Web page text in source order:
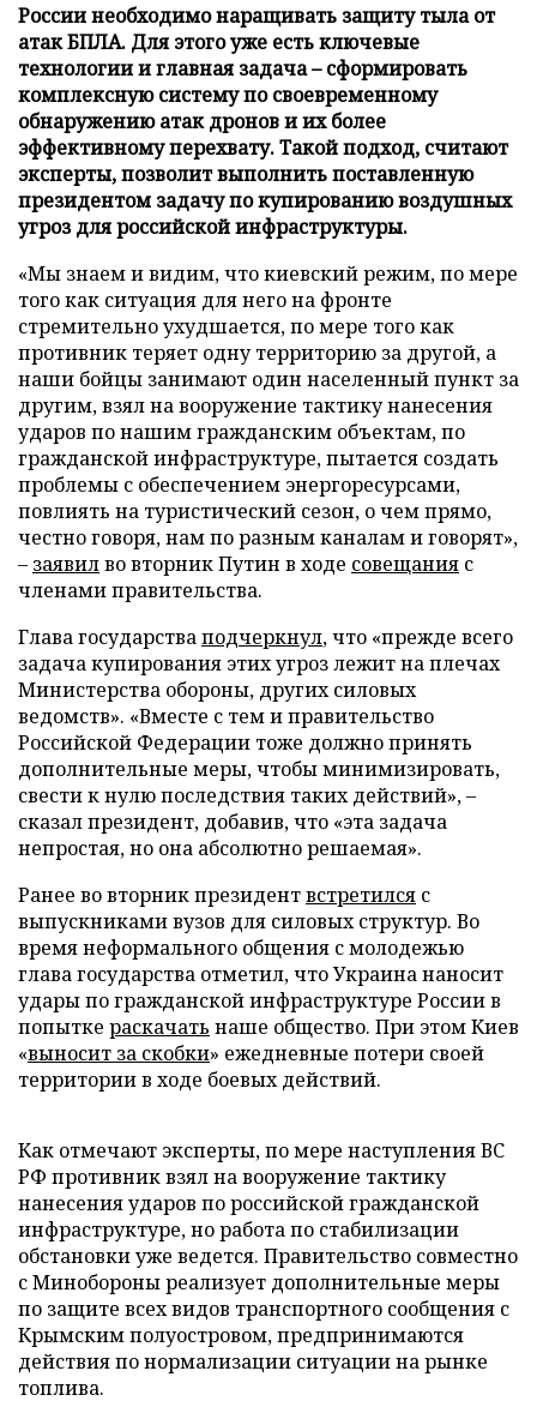
России необходимо наращивать защиту тыла от
атак БПЛА. Для этого уже есть ключевые
технологии и главная задача – сформировать
комплексную систему по своевременному
обнаружению атак дронов и их более
эффективному перехвату. Такой подход, считают
эксперты, позволит выполнить поставленную
президентом задачу по купированию воздушных
угроз для российской инфраструктуры.
«Мы знаем и видим, что киевский режим, по мере
того как ситуация для него на фронте
стремительно ухудшается, по мере того как
противник теряет одну территорию за другой, а
наши бойцы занимают один населенный пункт за
другим, взял на вооружение тактику нанесения
ударов по нашим гражданским объектам, по
гражданской инфраструктуре, пытается создать
проблемы с обеспечением энергоресурсами,
повлиять на туристический сезон, о чем прямо,
честно говоря, нам по разным каналам и говорят»,
– заявилво вторник Путин в ходе совещания с
членами правительства.
Глава государстваподчеркнул, что «прежде всего
задача купирования этих угроз лежит на плечах
Министерства обороны, других силовых
ведомств». «Вместе с тем и правительство
Российской Федерации тоже должно принять
дополнительные меры, чтобы минимизировать,
свести к нулю последствия таких действий», –
сказал президент, добавив, что «эта задача
непростая, но она абсолютно решаемая».
Ранее во вторник президентвстретился с
выпускниками вузов для силовых структур. Во
время неформального общения с молодежью
глава государства отметил, что Украина наносит
удары по гражданской инфраструктуре России в
попытке раскачать наше общество. При этом Киев
«выносит за скобки» ежедневные потери своей
территории в ходе боевых действий.
Как отмечают эксперты, по мере наступления ВС
РФ противник взял на вооружение тактику
нанесения ударов по российской гражданской
инфраструктуре, но работа по стабилизации
обстановки уже ведется. Правительство совместно
с Минобороны реализует дополнительные меры
по защите всех видов транспортного сообщения с
Крымским полуостровом, предпринимаются
действия по нормализации ситуации на рынке
топлива.